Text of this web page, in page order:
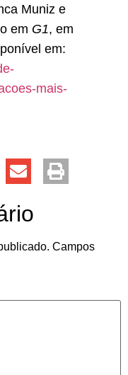
Muniz e
em G1, em
em:
mais-
Campos